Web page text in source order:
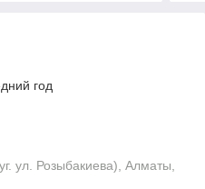
год
ул. Розыбакиева), Алматы,